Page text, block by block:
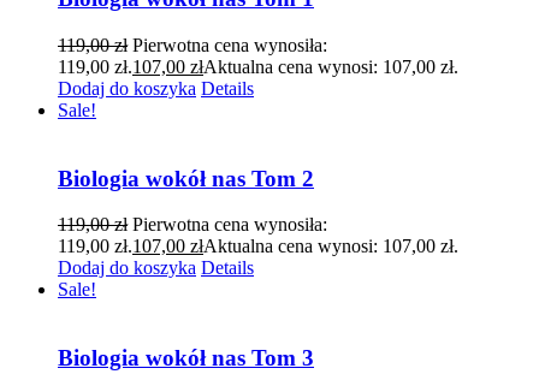
119,00zł Pierwotna cena wynosiła:
119,00 zł.107,00 złAktualna cena wynosi: 107,00 zł.
Dodaj do koszyka Details
Sale!
Biologia wokół nas Tom 2
119,00zł Pierwotna cena wynosiła:
119,00 zł.107,00 złAktualna cena wynosi: 107,00 zł.
Dodaj do koszyka Details
Sale!
Biologia wokół nas Tom 3